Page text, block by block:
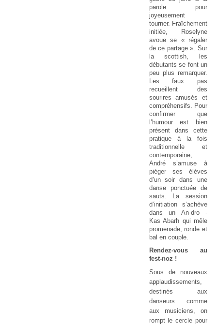
parole pour
joyeusement
tourner. Fraîchement
initiée, Roselyne
avoue se « régaler
de ce partage ». Sur
la scottish, les
débutants se font un
peu plus remarquer.
Les faux pas
recueillent des
sourires amusés et
compréhensifs. Pour
confirmer que
l’humour est bien
présent dans cette
pratique à la fois
traditionnelle et
contemporaine,
André s’amuse à
piéger ses élèves
d’un soir dans une
danse ponctuée de
sauts. La session
d’initiation s’achève
dans un An-dro -
Kas Abarh qui mêle
promenade, ronde et
bal en couple.
Rendez-vous au
fest-noz !
Sous de nouveaux
applaudissements,
destinés aux
danseurs comme
aux musiciens, on
rompt le cercle pour